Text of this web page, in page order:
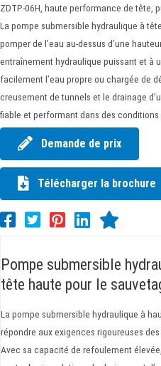
ZDTP-06H, haute performance de tête,
La pompe submersible hydraulique à
pomper de l’eau au-dessus d’une
entraînement hydraulique puissant et à
facilement l’eau propre ou chargée de
creusement de tunnels et le drainage
fiable et performant dans des conditions
Demande de prix
Télécharger la brochure
Pompe submersible
tête haute pour le
La pompe submersible hydraulique à
répondre aux exigences rigoureuses
Avec sa capacité de refoulement